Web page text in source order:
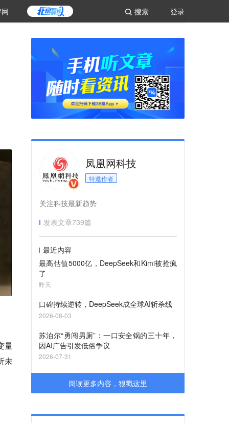
登录
搜索
量
未
凤凰网科技
特邀作者
关注科技最新趋势
发表文章739篇
最近内容
最高估值5000亿，DeepSeek和Kimi被抢疯
了
昨天
口碑持续逆转，DeepSeek成全球AI斩杀线
2026-08-03
苏泊尔“勇闯男厕”：一口安全锅的三十年，
因AI广告引发低俗争议
2026-07-31
阅读更多内容，狠戳这里